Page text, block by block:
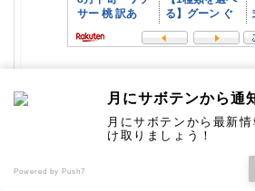
yumeがハンドメイ
ワーリースを紹
どの作品も、時間をかけて細
月にサボテンから通
月にサボテンから最新
け取りましょう！
Powered by Push7